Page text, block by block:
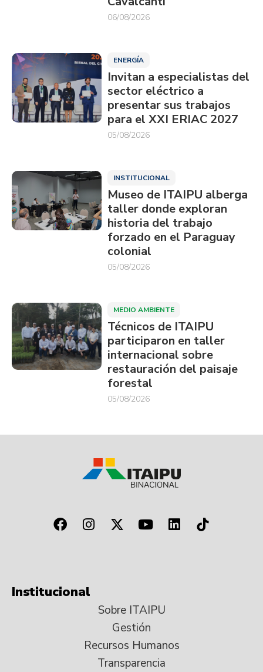
06/08/2026
ENERGÍA
Invitan a especialistas del
sector eléctrico a
presentar sus trabajos
para el XXI ERIAC 2027
05/08/2026
INSTITUCIONAL
Museo de ITAIPU alberga
taller donde exploran
historia del trabajo
forzado en el Paraguay
colonial
05/08/2026
MEDIO AMBIENTE
Técnicos de ITAIPU
participaron en taller
internacional sobre
restauración del paisaje
forestal
05/08/2026
Institucional
Sobre ITAIPU
Gestión
Recursos Humanos
Transparencia